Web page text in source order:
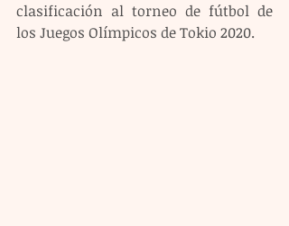
clasificación al torneo de fútbol de
los Juegos Olímpicos de Tokio 2020.